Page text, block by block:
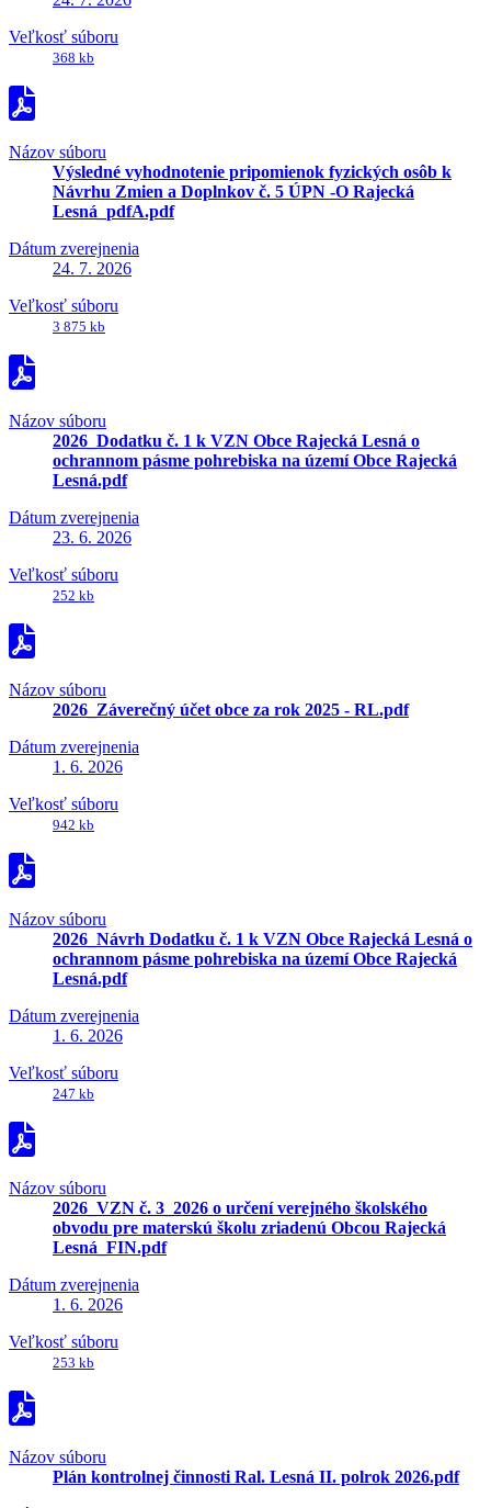
Veľkosť súboru
368 kb
Názov súboru
Výsledné vyhodnotenie pripomienok fyzických osôb k
Návrhu Zmien a Doplnkov č. 5 ÚPN -O Rajecká
Lesná_pdfA.pdf
Dátum zverejnenia
24. 7. 2026
Veľkosť súboru
3 875 kb
Názov súboru
2026_Dodatku č. 1 k VZN Obce Rajecká Lesná o
ochrannom pásme pohrebiska na území Obce Rajecká
Lesná.pdf
Dátum zverejnenia
23. 6. 2026
Veľkosť súboru
252 kb
Názov súboru
2026_Záverečný účet obce za rok 2025 - RL.pdf
Dátum zverejnenia
1. 6. 2026
Veľkosť súboru
942 kb
Názov súboru
2026_Návrh Dodatku č. 1 k VZN Obce Rajecká Lesná o
ochrannom pásme pohrebiska na území Obce Rajecká
Lesná.pdf
Dátum zverejnenia
1. 6. 2026
Veľkosť súboru
247 kb
Názov súboru
2026_VZN č. 3_2026 o určení verejného školského
obvodu pre materskú školu zriadenú Obcou Rajecká
Lesná_FIN.pdf
Dátum zverejnenia
1. 6. 2026
Veľkosť súboru
253 kb
Názov súboru
Plán kontrolnej činnosti Ral. Lesná II. polrok 2026.pdf